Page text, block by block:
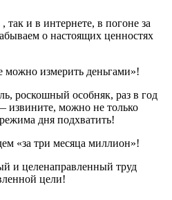
и в интернете, в погоне за
о настоящих ценностях
можно измерить деньгами»!
роскошный особняк, раз в год
извините, можно не только
дня подхватить!
«за три месяца миллион»!
и целенаправленный труд
цели!